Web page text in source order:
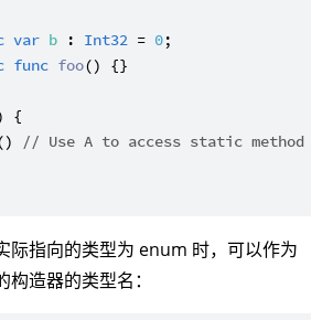
var b : Int32 = 0;
func foo() {}
{
// Use A to access static method
际指向的类型为 enum 时，可以作为
造器的类型名：